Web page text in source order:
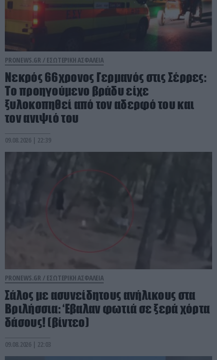
PRONEWS.GR / ΕΣΩΤΕΡΙΚΗ ΑΣΦΑΛΕΙΑ
Νεκρός 66χρονος Γερμανός στις Σέρρες:
To προηγούμενο βράδυ είχε
ξυλοκοπηθεί από τον αδερφό του και
τον ανιψιό του
09.08.2026 | 22:39
PRONEWS.GR / ΕΣΩΤΕΡΙΚΗ ΑΣΦΑΛΕΙΑ
Σάλος με ασυνείδητους ανήλικους στα
Βριλήσσια: ‘Εβαλαν φωτιά σε ξερά χόρτα
δάσους! (βίντεο)
09.08.2026 | 22:03